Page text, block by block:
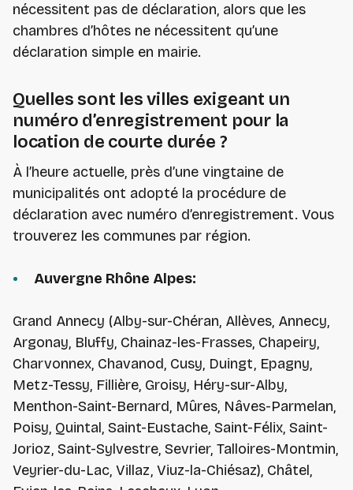
nécessitent pas de déclaration, alors que les
chambres d’hôtes ne nécessitent qu’une
déclaration simple en mairie.
Quelles sont les villes exigeant un
numéro d’enregistrement pour la
location de courte durée ?
À l’heure actuelle, près d’une vingtaine de
municipalités ont adopté la procédure de
déclaration avec numéro d’enregistrement. Vous
trouverez les communes par région.
Auvergne Rhône Alpes:
Grand Annecy (Alby-sur-Chéran, Allèves, Annecy,
Argonay, Bluffy, Chainaz-les-Frasses, Chapeiry,
Charvonnex, Chavanod, Cusy, Duingt, Epagny,
Metz-Tessy, Fillière, Groisy, Héry-sur-Alby,
Menthon-Saint-Bernard, Mûres, Nâves-Parmelan,
Poisy, Quintal, Saint-Eustache, Saint-Félix, Saint-
Jorioz, Saint-Sylvestre, Sevrier, Talloires-Montmin,
Veyrier-du-Lac, Villaz, Viuz-la-Chiésaz), Châtel,